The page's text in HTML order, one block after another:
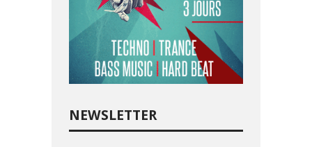
NEWSLETTER